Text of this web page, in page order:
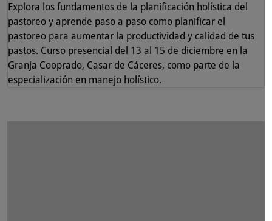
Explora los fundamentos de la planificación holística del
pastoreo y aprende paso a paso como planificar el
pastoreo para aumentar la productividad y calidad de tus
pastos. Curso presencial del 13 al 15 de diciembre en la
Granja Cooprado, Casar de Cáceres, como parte de la
especialización en manejo holístico.